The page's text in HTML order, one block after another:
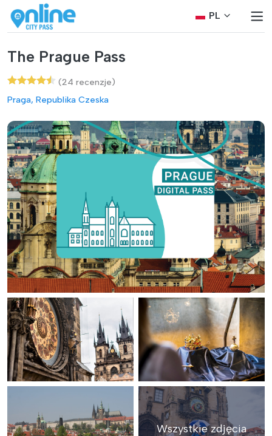
PL
The Prague Pass
(24 recenzje)
Praga, Republika Czeska
Wszystkie zdjęcia